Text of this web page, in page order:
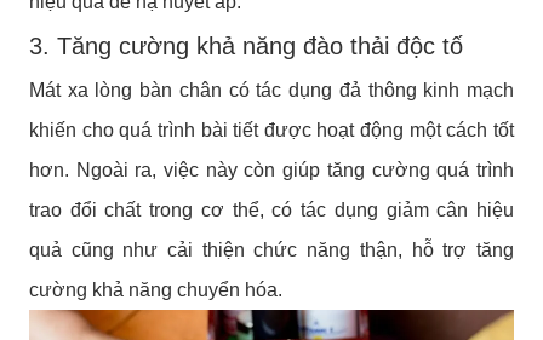
3. Tăng cường khả năng đào thải độc tố
Mát xa lòng bàn chân có tác dụng đả thông kinh mạch
khiến cho quá trình bài tiết được hoạt động một cách tốt
hơn. Ngoài ra, việc này còn giúp tăng cường quá trình
trao đổi chất trong cơ thể, có tác dụng giảm cân hiệu
quả cũng như cải thiện chức năng thận, hỗ trợ tăng
cường khả năng chuyển hóa.